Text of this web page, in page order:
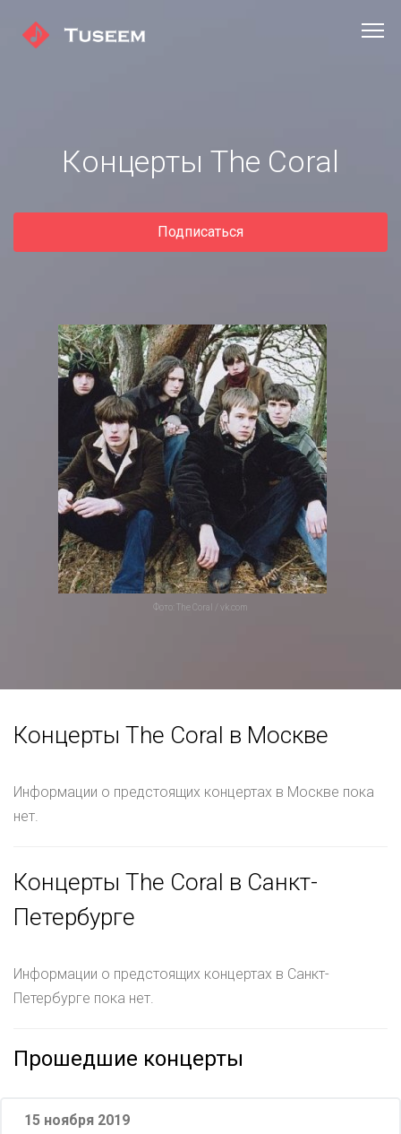
Концерты The Coral
Подписаться
Фото: The Coral / vk.com
Концерты The Coral в Москве
Информации о предстоящих концертах в Москве пока
нет.
Концерты The Coral в Санкт-
Петербурге
Информации о предстоящих концертах в Санкт-
Петербурге пока нет.
Прошедшие концерты
15 ноября 2019